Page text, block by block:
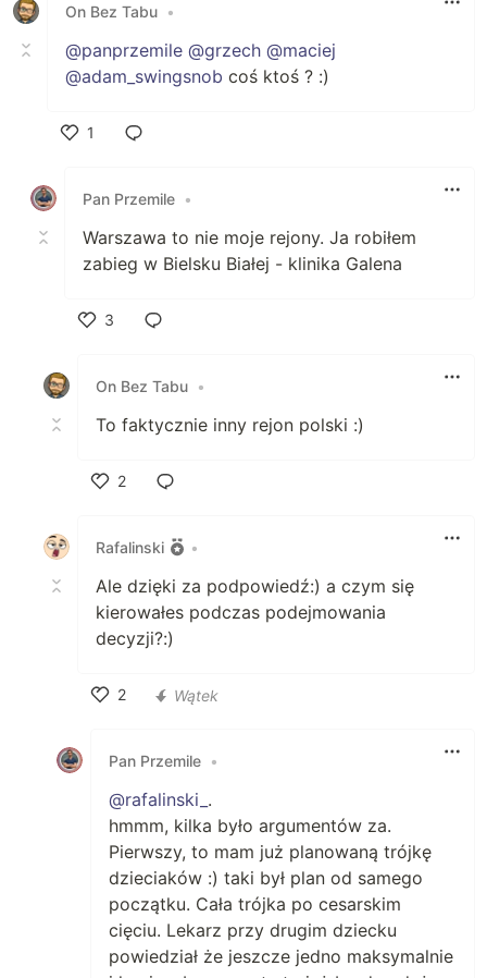
On Bez Tabu •
@panprzemile @grzech @maciej
@adam_swingsnob coś ktoś ? :)
1
Pan Przemile •
Warszawa to nie moje rejony. Ja robiłem
zabieg w Bielsku Białej - klinika Galena
3
On Bez Tabu •
To faktycznie inny rejon polski :)
2
Rafalinski
•
Ale dzięki za podpowiedź:) a czym się
kierowałes podczas podejmowania
decyzji?:)
2
Wątek
Pan Przemile •
@rafalinski_ .
hmmm, kilka było argumentów za.
Pierwszy, to mam już planowaną trójkę
dzieciaków :) taki był plan od samego
początku. Cała trójka po cesarskim
cięciu. Lekarz przy drugim dziecku
powiedział że jeszcze jedno maksymalnie